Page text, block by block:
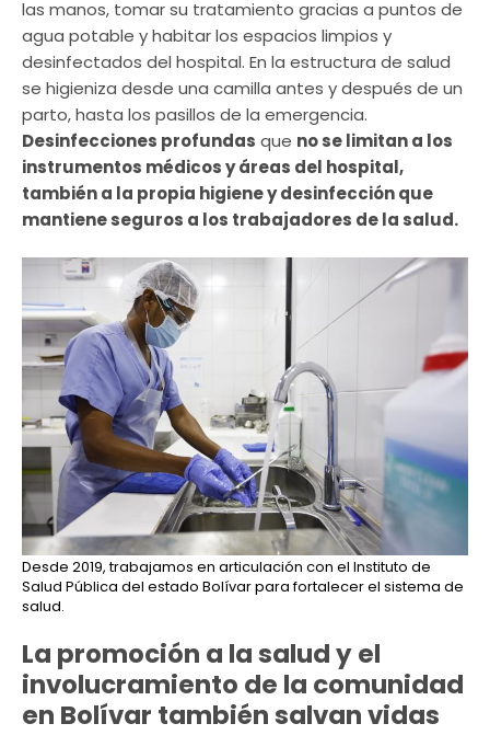
las manos, tomar su tratamiento gracias a puntos de
agua potable y habitar los espacios limpios y
desinfectados del hospital. En la estructura de salud
se higieniza desde una camilla antes y después de un
parto, hasta los pasillos de la emergencia.
Desinfecciones profundas que no se limitan a los
instrumentos médicos y áreas del hospital,
también a la propia higiene y desinfección que
mantiene seguros a los trabajadores de la salud.
Desde 2019, trabajamos en articulación con el Instituto de
Salud Pública del estado Bolívar para fortalecer el sistema de
salud.
La promoción a la salud y el
involucramiento de la comunidad
en Bolívar también salvan vidas